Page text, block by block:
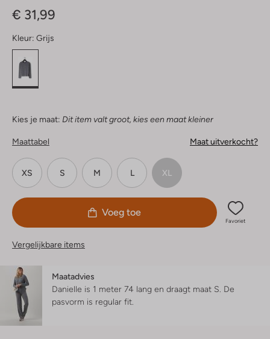
€ 31,99
Kleur: Grijs
Kies je maat: Dit item valt groot, kies een maat kleiner
Maattabel Maat uitverkocht?
XS S M L XL
Voeg toe
Favoriet
Vergelijkbare items
Maatadvies
Danielle is 1 meter 74 lang en draagt maat S. De
pasvorm is regular fit